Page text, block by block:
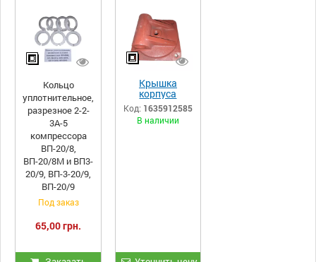
Кольцо
уплотнительное,
разрезное 2-2-
3А-5
компрессора
ВП-20/8,
ВП-20/8М и ВП3-
20/9, ВП-3-20/9,
ВП-20/9
Под заказ
65,00 грн.
Крышка
корпуса
компрессора
ЭК7А.02.013
Код: 1635912585
В наличии